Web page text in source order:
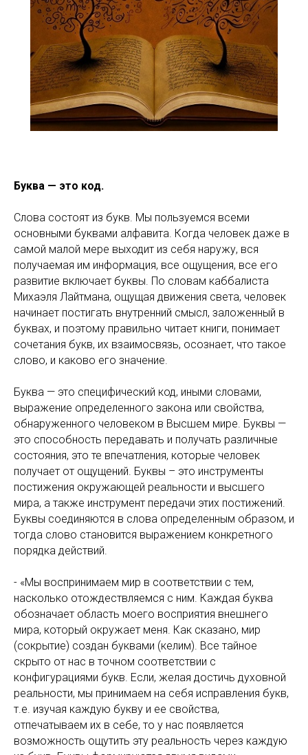
Буква — это код.
Слова состоят из букв. Мы пользуемся всеми
основными буквами алфавита. Когда человек даже в
самой малой мере выходит из себя наружу, вся
получаемая им информация, все ощущения, все его
развитие включает буквы. По словам каббалиста
Михаэля Лайтмана, ощущая движения света, человек
начинает постигать внутренний смысл, заложенный в
буквах, и поэтому правильно читает книги, понимает
сочетания букв, их взаимосвязь, осознает, что такое
слово, и каково его значение.
Буква — это специфический код, иными словами,
выражение определенного закона или свойства,
обнаруженного человеком в Высшем мире. Буквы —
это способность передавать и получать различные
состояния, это те впечатления, которые человек
получает от ощущений. Буквы – это инструменты
постижения окружающей реальности и высшего
мира, а также инструмент передачи этих постижений.
Буквы соединяются в слова определенным образом, и
тогда слово становится выражением конкретного
порядка действий.
- «Мы воспринимаем мир в соответствии с тем,
насколько отождествляемся с ним. Каждая буква
обозначает область моего восприятия внешнего
мира, который окружает меня. Как сказано, мир
(сокрытие) создан буквами (келим). Все тайное
скрыто от нас в точном соответствии с
конфигурациями букв. Если, желая достичь духовной
реальности, мы принимаем на себя исправления букв,
т.е. изучая каждую букву и ее свойства,
отпечатываем их в себе, то у нас появляется
возможность ощутить эту реальность через каждую